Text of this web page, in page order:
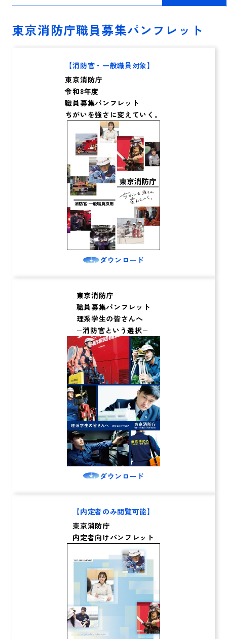
東京消防庁職員募集パンフレット
【消防官・一般職員対象】
東京消防庁
令和8年度
職員募集パンフレット
ちがいを強さに変えていく。
ダウンロード
東京消防庁
職員募集パンフレット
理系学生の皆さんへ
−消防官という選択−
ダウンロード
【内定者のみ閲覧可能】
東京消防庁
内定者向けパンフレット